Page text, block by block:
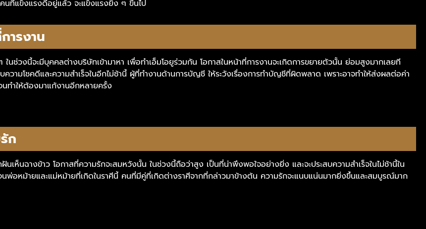
นที่แข็งแรงดีอยู่แล้ว จะแข็งแรงยิ่ง ๆ ขึ้นไป
ารงาน
นช่วงนี้จะมีบุคคลต่างบริษัทเข้ามาหา เพื่อทำเอ็มโอยูร่วมกัน โอกาสในหน้าที่การงานจะเกิดการขยายตัวนั้น ย่อมสูงมากเลยที
ามโชคดีและความสำเร็จในอีกไม่ช้านี้ ผู้ที่ทำงานด้านการบัญชี ให้ระวังเรื่องการทำบัญชีที่ผิดพลาด เพราะอาจทำให้ส่งผลต่อค่า
นทำให้ต้องมาแก้งานอีกหลายครั้ง
ก
นเห็นฉางข้าว โอกาสที่ความรักจะสมหวังนั้น ในช่วงนี้ถือว่าสูง เป็นที่น่าพึงพอใจอย่างยิ่ง และจะประสบความสำเร็จในไม่ช้านี้ใน
อหม้ายและแม่หม้ายที่เกิดในราศีนี้ คนที่มีคู่ที่เกิดต่างราศีจากที่กล่าวมาข้างต้น ความรักจะแนบแน่นมากยิ่งขึ้นและสมบูรณ์มาก